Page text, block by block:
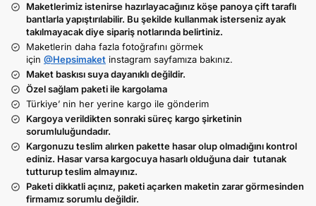
Maketlerimiz istenirse hazırlayacağınız köşe panoya çift taraflı
bantlarla yapıştırılabilir. Bu şekilde kullanmak isterseniz ayak
takılmayacak diye sipariş notlarında belirtiniz.
Maketlerin daha fazla fotoğrafını görmek
için @Hepsimaket instagram sayfamıza bakınız.
Maket baskısı suya dayanıklı değildir.
Özel sağlam paketi ile kargolama
Türkiye’ nin her yerine kargo ile gönderim
Kargoya verildikten sonraki süreç kargo şirketinin
sorumluluğundadır.
Kargonuzu teslim alırken pakette hasar olup olmadığını kontrol
ediniz. Hasar varsa kargocuya hasarlı olduğuna dair tutanak
tutturup teslim almayınız.
Paketi dikkatli açınız, paketi açarken maketin zarar görmesinden
firmamız sorumlu değildir.